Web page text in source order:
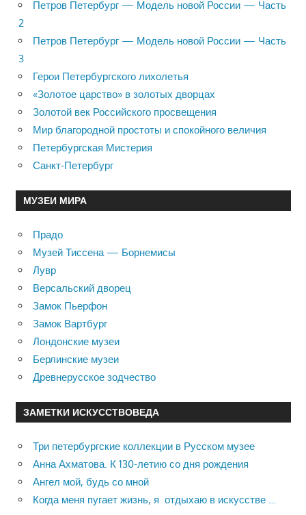
Петров Петербург — Модель новой России — Часть
2
Петров Петербург — Модель новой России — Часть
3
Герои Петербургского лихолетья
«Золотое царство» в золотых дворцах
Золотой век Российского просвещения
Мир благородной простоты и спокойного величия
Петербургская Мистерия
Санкт-Петербург
МУЗЕИ МИРА
Прадо
Музей Тиссена — Борнемисы
Лувр
Версальский дворец
Замок Пьерфон
Замок Вартбург
Лондонские музеи
Берлинские музеи
Древнерусское зодчество
ЗАМЕТКИ ИСКУССТВОВЕДА
Три петербургские коллекции в Русском музее
Анна Ахматова. К 130-летию со дня рождения
Ангел мой, будь со мной
Когда меня пугает жизнь, я отдыхаю в искусстве …